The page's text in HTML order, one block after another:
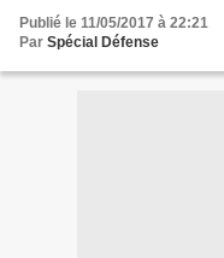
Publié le 11/05/2017 à 22:21
Par Spécial Défense